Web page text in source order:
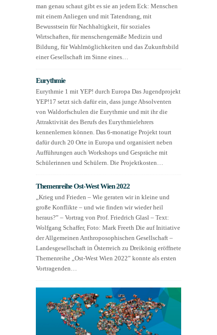
man genau schaut gibt es sie an jedem Eck: Menschen
mit einem Anliegen und mit Tatendrang, mit
Bewusstsein für Nachhaltigkeit, für soziales
Wirtschaften, für menschengemäße Medizin und
Bildung, für Wahlmöglichkeiten und das Zukunftsbild
einer Gesellschaft im Sinne eines…
Eurythmie
Eurythmie 1 mit YEP! durch Europa Das Jugendprojekt
YEP!17 setzt sich dafür ein, dass junge Absolventen
von Waldorfschulen die Eurythmie und mit ihr die
Attraktivität des Berufs des Eurythmielehrers
kennenlernen können. Das 6-monatige Projekt tourt
dafür durch 20 Orte in Europa und organisiert neben
Aufführungen auch Workshops und Gespräche mit
Schülerinnen und Schülern. Die Projektkosten…
Themenreihe Ost-West Wien 2022
„Krieg und Frieden – Wie geraten wir in kleine und
große Konflikte – und wie finden wir wieder heil
heraus?” – Vortrag von Prof. Friedrich Glasl – Text:
Wolfgang Schaffer, Foto: Mark Freeth Die auf Initiative
der Allgemeinen Anthroposophischen Gesellschaft –
Landesgesellschaft in Österreich zu Dreikönig eröffnete
Themenreihe „Ost-West Wien 2022” konnte als ersten
Vortragenden…